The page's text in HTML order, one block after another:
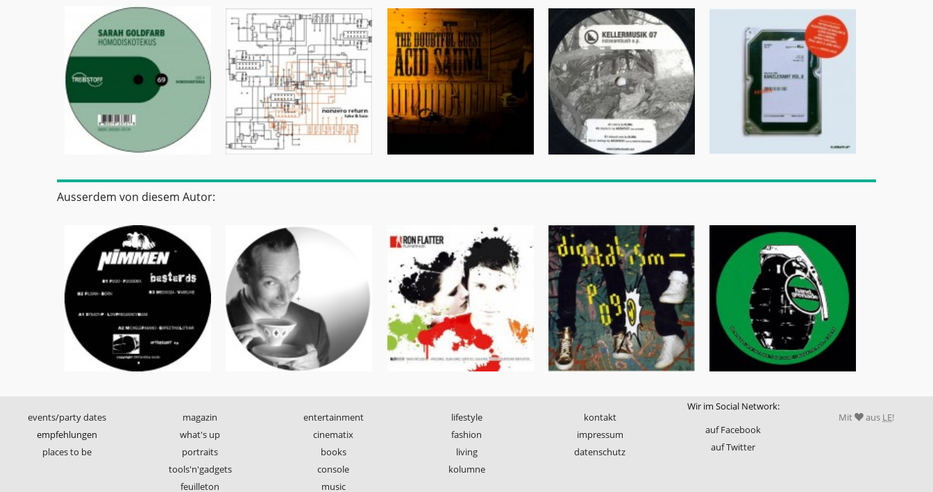
Ausserdem von diesem Autor:
events/party dates
empfehlungen
places to be
magazin
what's up
portraits
tools'n'gadgets
feuilleton
entertainment
cinematix
books
console
music
lifestyle
fashion
living
kolumne
kontakt
impressum
datenschutz
Wir im Social Network:
auf Facebook
auf Twitter
Mit aus LE!